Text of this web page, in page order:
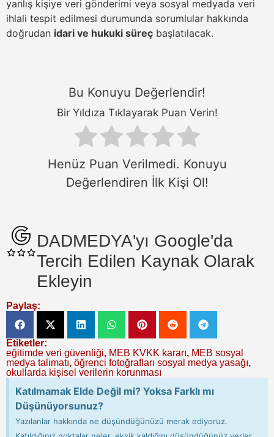
yanlış kişiye veri gönderimi veya sosyal medyada veri
ihlali tespit edilmesi durumunda sorumlular hakkında
doğrudan idari ve hukuki süreç başlatılacak.
Bu Konuyu Değerlendir!
Bir Yıldıza Tıklayarak Puan Verin!
Henüz Puan Verilmedi. Konuyu
Değerlendiren İlk Kişi Ol!
DADMEDYA'yı Google'da
Tercih Edilen Kaynak Olarak
Ekleyin
Paylaş:
Etiketler:
eğitimde veri güvenliği, MEB KVKK kararı, MEB sosyal
medya talimatı, öğrenci fotoğrafları sosyal medya yasağı,
okullarda kişisel verilerin korunması
Katılmamak Elde Değil mi? Yoksa Farklı mı
Düşünüyorsunuz?
Yazılanlar hakkında ne düşündüğünüzü merak ediyoruz.